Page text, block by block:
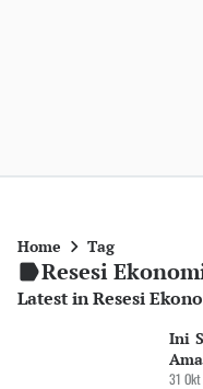
Home Tag
Resesi
Latest in Resesi
Ini
31